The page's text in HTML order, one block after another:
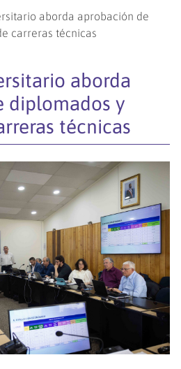
aborda aprobación de
carreras técnicas
aborda
diplomados y
técnicas